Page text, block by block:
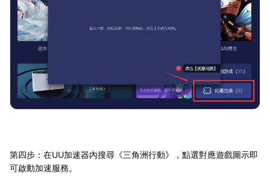
第四步：在UU加速器內搜尋《三角洲行動》，點選對應遊戲圖示即
可啟動加速服務。